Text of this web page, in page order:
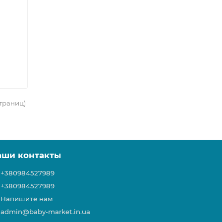
контакты
+380984527989
+380984527989
Напишите нам
admin@baby-market.in.ua